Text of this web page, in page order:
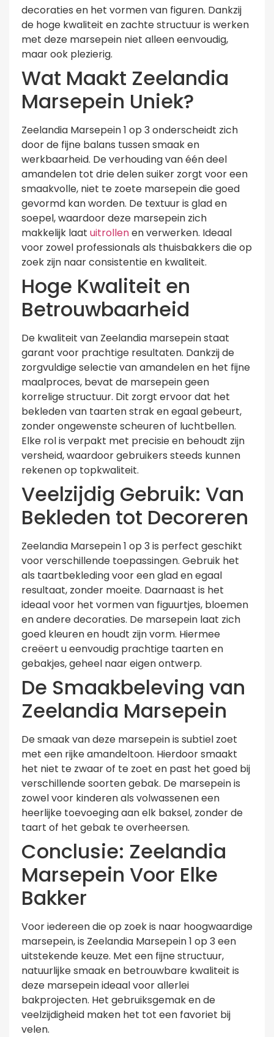
decoraties en het vormen van figuren. Dankzij
de hoge kwaliteit en zachte structuur is werken
met deze marsepein niet alleen eenvoudig,
maar ook plezierig.
Wat Maakt Zeelandia
Marsepein Uniek?
Zeelandia Marsepein 1 op 3 onderscheidt zich
door de fijne balans tussen smaak en
werkbaarheid. De verhouding van één deel
amandelen tot drie delen suiker zorgt voor een
smaakvolle, niet te zoete marsepein die goed
gevormd kan worden. De textuur is glad en
soepel, waardoor deze marsepein zich
makkelijk laat uitrollenen verwerken. Ideaal
voor zowel professionals als thuisbakkers die op
zoek zijn naar consistentie en kwaliteit.
Hoge Kwaliteit en
Betrouwbaarheid
De kwaliteit van Zeelandia marsepein staat
garant voor prachtige resultaten. Dankzij de
zorgvuldige selectie van amandelen en het fijne
maalproces, bevat de marsepein geen
korrelige structuur. Dit zorgt ervoor dat het
bekleden van taarten strak en egaal gebeurt,
zonder ongewenste scheuren of luchtbellen.
Elke rol is verpakt met precisie en behoudt zijn
versheid, waardoor gebruikers steeds kunnen
rekenen op topkwaliteit.
Veelzijdig Gebruik: Van
Bekleden tot Decoreren
Zeelandia Marsepein 1 op 3 is perfect geschikt
voor verschillende toepassingen. Gebruik het
als taartbekleding voor een glad en egaal
resultaat, zonder moeite. Daarnaast is het
ideaal voor het vormen van figuurtjes, bloemen
en andere decoraties. De marsepein laat zich
goed kleuren en houdt zijn vorm. Hiermee
creëert u eenvoudig prachtige taarten en
gebakjes, geheel naar eigen ontwerp.
De Smaakbeleving van
Zeelandia Marsepein
De smaak van deze marsepein is subtiel zoet
met een rijke amandeltoon. Hierdoor smaakt
het niet te zwaar of te zoet en past het goed bij
verschillende soorten gebak. De marsepein is
zowel voor kinderen als volwassenen een
heerlijke toevoeging aan elk baksel, zonder de
taart of het gebak te overheersen.
Conclusie: Zeelandia
Marsepein Voor Elke
Bakker
Voor iedereen die op zoek is naar hoogwaardige
marsepein, is Zeelandia Marsepein 1 op 3 een
uitstekende keuze. Met een fijne structuur,
natuurlijke smaak en betrouwbare kwaliteit is
deze marsepein ideaal voor allerlei
bakprojecten. Het gebruiksgemak en de
veelzijdigheid maken het tot een favoriet bij
velen.